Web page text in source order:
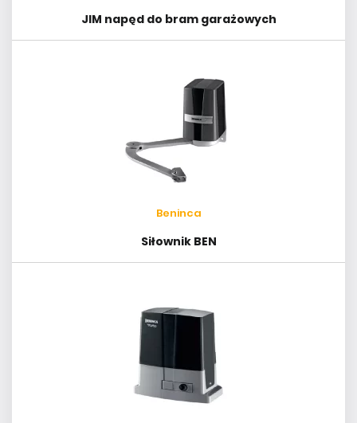
JIM napęd do bram garażowych
Beninca
Siłownik BEN